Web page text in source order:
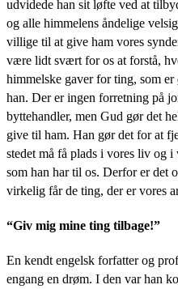
udvidede han sit løfte ved at
og alle himmelens åndelige
villige til at give ham vores
være lidt svært for os at forstå,
himmelske gaver for ting, som
han. Der er ingen forretning på
byttehandler, men Gud gør det
give til ham. Han gør det for at
stedet må få plads i vores liv og
som han har til os. Derfor er det
virkelig får de ting, der er vores
“Giv mig mine ting tilbage!”
En kendt engelsk forfatter og
engang en drøm. I den var han